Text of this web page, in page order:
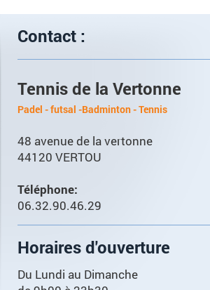
Contact :
Tennis de la Vertonne
Padel - futsal -Badminton - Tennis
48 avenue de la vertonne
44120 VERTOU
Téléphone:
06.32.90.46.29
Horaires d'ouverture
Du Lundi au Dimanche